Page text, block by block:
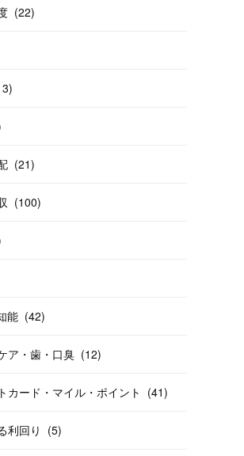
(22)
)
(21)
(100)
能 (42)
ア・歯・口臭 (12)
カード・マイル・ポイント (41)
利回り (5)